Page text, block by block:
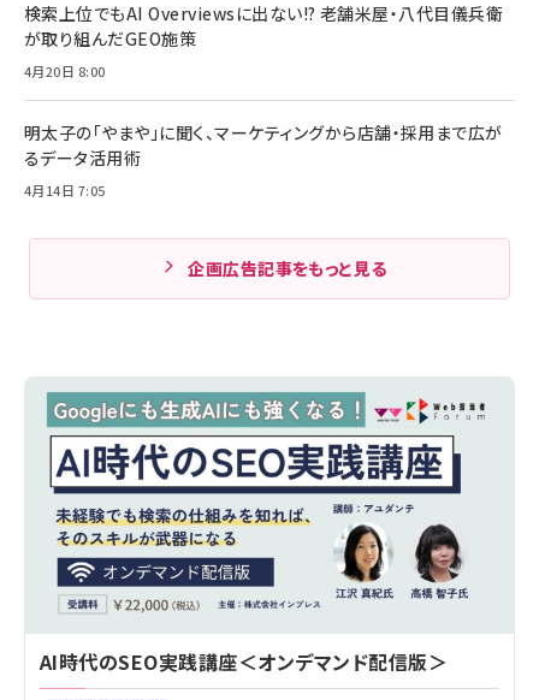
検索上位でもAI Overviewsに出ない!? 老舗米屋・八代目儀兵衛
が取り組んだGEO施策
4月20日 8:00
明太子の「やまや」に聞く、マーケティングから店舗・採用まで広が
るデータ活用術
4月14日 7:05
企画広告記事をもっと見る
AI時代のSEO実践講座＜オンデマンド配信版＞